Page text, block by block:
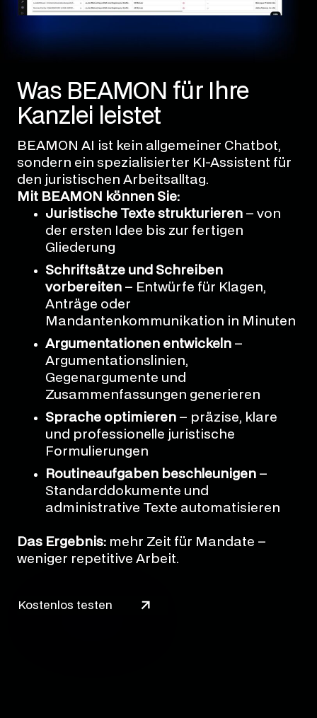
Was BEAMON für Ihre
Kanzlei leistet
BEAMON AI ist kein allgemeiner Chatbot,
sondern ein spezialisierter KI-Assistent für
den juristischen Arbeitsalltag.
Mit BEAMON können Sie:
Juristische Texte strukturieren – von
der ersten Idee bis zur fertigen
Gliederung
Schriftsätze und Schreiben
vorbereiten – Entwürfe für Klagen,
Anträge oder
Mandantenkommunikation in Minuten
Argumentationen entwickeln –
Argumentationslinien,
Gegenargumente und
Zusammenfassungen generieren
Sprache optimieren – präzise, klare
und professionelle juristische
Formulierungen
Routineaufgaben beschleunigen –
Standarddokumente und
administrative Texte automatisieren
Das Ergebnis: mehr Zeit für Mandate –
weniger repetitive Arbeit.
Kostenlos testen